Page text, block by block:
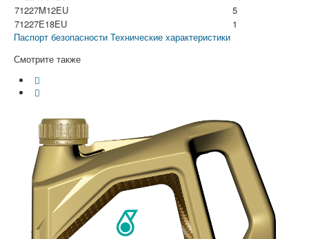
71227M12EU
5
71227E18EU
1
Паспорт безопасности Технические характеристики
Смотрите также